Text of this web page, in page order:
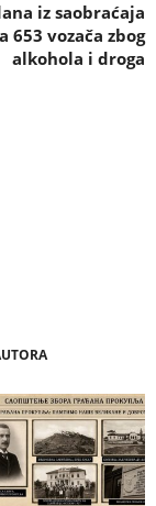
iz saobraćaja
653 vozača zbog
alkohola i droga